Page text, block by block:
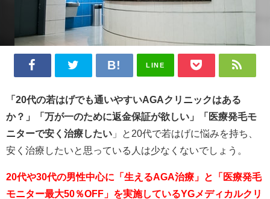
LINE
「20代の若はげでも通いやすいAGAクリニックはある
か？」「万が一のために返金保証が欲しい」「医療発毛モ
ニターで安く治療したい 」と20代で若はげに悩みを持ち、
安く治療したいと思っている人は少なくないでしょう。
20代や30代の男性中心に「生えるAGA治療」と「医療発毛
モニター最大50％OFF」を実施しているYGメディカルクリ